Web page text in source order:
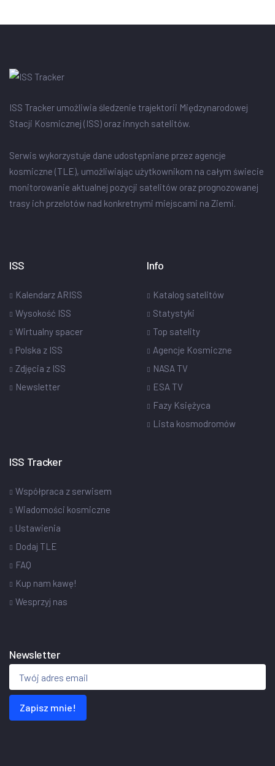
ISS Tracker umożliwia śledzenie trajektorii Międzynarodowej
Stacji Kosmicznej (ISS) oraz innych satelitów.
Serwis wykorzystuje dane udostępniane przez agencje
kosmiczne (TLE), umożliwiając użytkownikom na całym świecie
monitorowanie aktualnej pozycji satelitów oraz prognozowanej
trasy ich przelotów nad konkretnymi miejscami na Ziemi.
ISS
Kalendarz ARISS
Wysokość ISS
Wirtualny spacer
Polska z ISS
Zdjęcia z ISS
Newsletter
Info
Katalog satelitów
Statystyki
Top satelity
Agencje Kosmiczne
NASA TV
ESA TV
Fazy Księżyca
Lista kosmodromów
ISS Tracker
Współpraca z serwisem
Wiadomości kosmiczne
Ustawienia
Dodaj TLE
FAQ
Kup nam kawę!
Wesprzyj nas
Newsletter
Zapisz mnie!